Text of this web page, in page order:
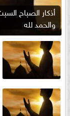
والحمد لله